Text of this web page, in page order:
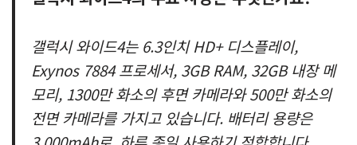
갤럭시 와이드4는 6.3인치 HD+ 디스플레이,
Exynos 7884 프로세서, 3GB RAM, 32GB 내장 메
모리, 1300만 화소의 후면 카메라와 500만 화소의
전면 카메라를 가지고 있습니다. 배터리 용량은